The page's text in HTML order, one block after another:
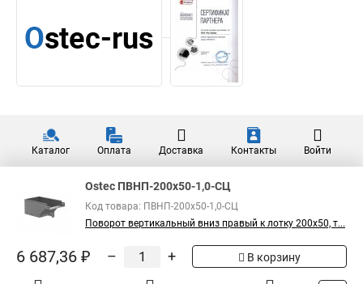
Каталог Оплата Доставка Контакты Войти
Ostec ПВНП-200х50-1,0-СЦ
Код товара: ПВНП-200х50-1,0-СЦ
Поворот вертикальный вниз правый к лотку 200х50, т...
6 687,36 ₽ – + В корзину